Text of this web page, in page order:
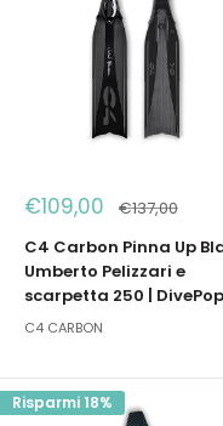
Prezzo
scontato
€109,00 Prezzo
€137,00
C4 Carbon Pinna Up
Umberto Pelizzari e
scarpetta 250 | DivePop
C4 CARBON
Risparmi 18%